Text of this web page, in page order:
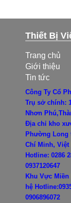
Thiết Bị
Trang chủ
Giới thiệu
Tin tức
Công Ty Cổ
Trụ sở chính:
Nhơn
Địa chỉ kho
Phường Long
Chí Minh, Việt
Hotline: 0286
0937120647
Khu Vực
hệ
0906896072